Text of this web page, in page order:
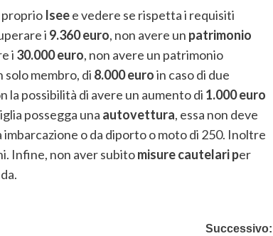
proprio Iseee vedere se rispetta i requisiti
i 9.360 euro, non avere un patrimonio
i 30.000 euro, non avere un patrimonio
solo membro, di 8.000 euroin caso di due
la possibilità di avere un aumento di 1.000 euro
possegga una autovettura, essa non deve
o da diporto o moto di 250. Inoltre
Infine, non aver subitomisure cautelari per
Successivo: